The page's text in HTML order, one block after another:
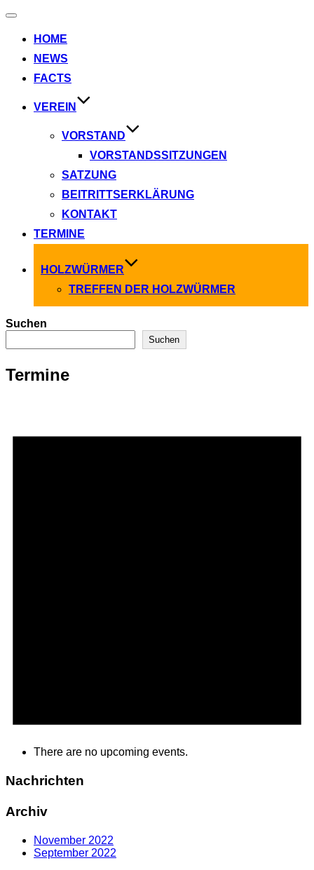
Navigation
HOME
NEWS
FACTS
VEREIN
VORSTAND
VORSTANDSSITZUNGEN
SATZUNG
BEITRITTSERKLÄRUNG
KONTAKT
TERMINE
HOLZWÜRMER
TREFFEN DER HOLZWÜRMER
Suchen
Suchen
Termine
There are no upcoming events.
Nachrichten
Archiv
November 2022
September 2022